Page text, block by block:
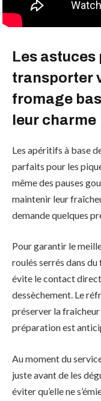
Les astuces
transporter
fromage
leur charme
Les apéritifs à base
parfaits pour les
même des pauses
maintenir leur
demande quelques
Pour garantir le
roulés serrés dans
évite le contact
dessèchement. Le
préserver la
préparation est
Au moment du
juste avant de les
éviter qu’elle ne